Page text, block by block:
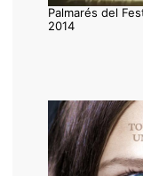
Palmarés del
2014